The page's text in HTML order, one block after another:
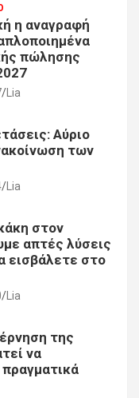
η αναγραφή
πώλησης
Lia
Αύριο
των
Lia
στον
απτές λύσεις
εισβάλετε στο
Lia
της
να